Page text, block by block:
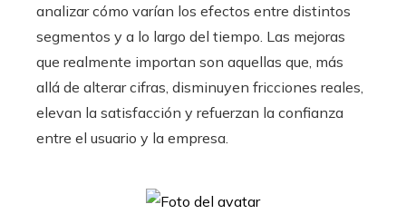
analizar cómo varían los efectos entre distintos
segmentos y a lo largo del tiempo. Las mejoras
que realmente importan son aquellas que, más
allá de alterar cifras, disminuyen fricciones reales,
elevan la satisfacción y refuerzan la confianza
entre el usuario y la empresa.